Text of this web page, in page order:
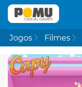
Jogos Filmes